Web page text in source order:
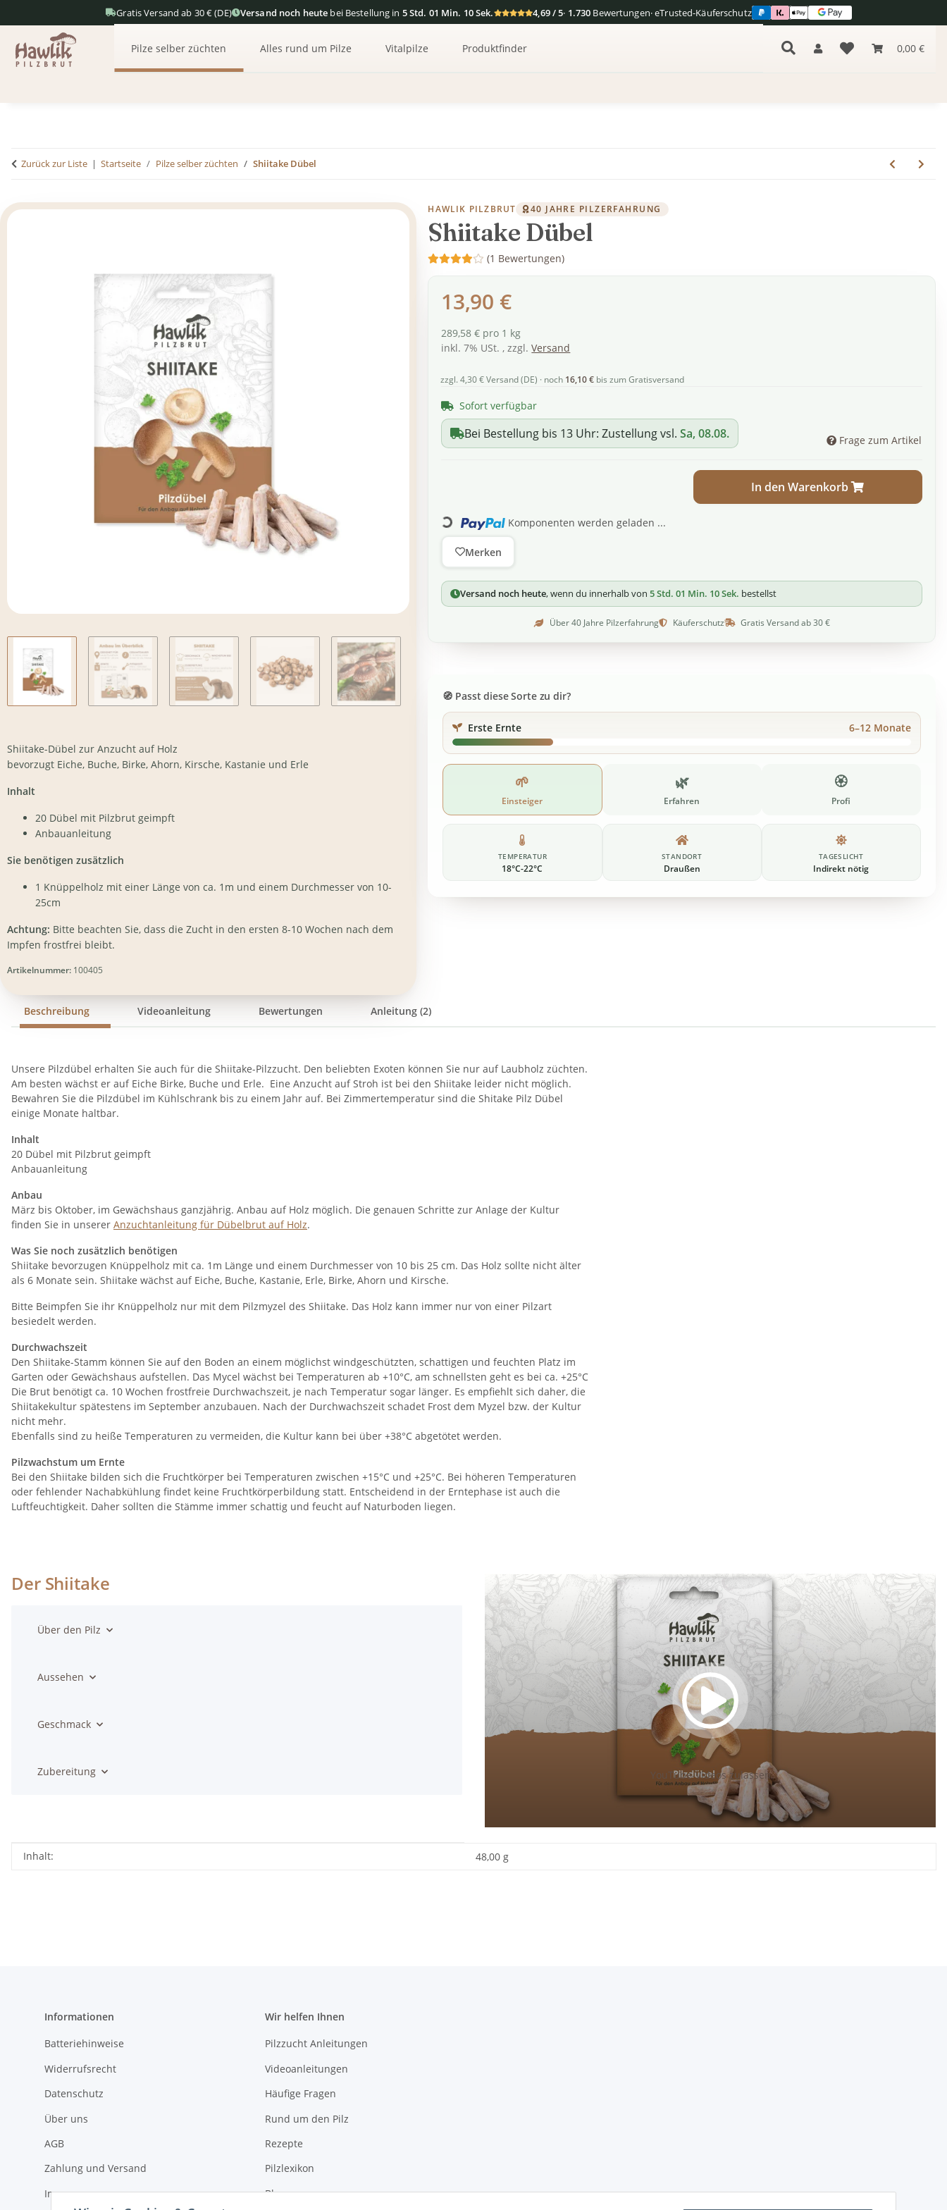
Gratis Versand ab 30 € (DE) Versand noch heute bei Bestellung in 5 Std. 01 Min. 09 Sek. 4,69 / 5· 1.730 Bewertungen· eTrusted-Käuferschutz
0,00 €
Pilze selber züchten Alles rund um Pilze Vitalpilze Produktfinder
Zurück zur Liste Startseite Pilze selber züchten Shiitake Dübel
Shiitake-Dübel zur Anzucht auf Holz
bevorzugt Eiche, Buche, Birke, Ahorn, Kirsche, Kastanie und Erle
Inhalt
20 Dübel mit Pilzbrut geimpft
Anbauanleitung
Sie benötigen zusätzlich
1 Knüppelholz mit einer Länge von ca. 1m und einem Durchmesser von 10-
25cm
Achtung: Bitte beachten Sie, dass die Zucht in den ersten 8-10 Wochen nach dem
Impfen frostfrei bleibt.
Artikelnummer: 100405
HAWLIK PILZBRUT 40 JAHRE PILZERFAHRUNG
Shiitake Dübel
(1 Bewertungen)
Passt diese Sorte zu dir?
Erste Ernte 6–12 Monate
🌱
Einsteiger
🌿
Erfahren
🏵️
Profi
TEMPERATUR
18°C-22°C
STANDORT
Draußen
TAGESLICHT
Indirekt nötig
13,90 €
289,58 € pro 1 kg
inkl. 7% USt. , zzgl.Versand
zzgl. 4,30 € Versand (DE) · noch 16,10 € bis zum Gratisversand
Sofort verfügbar
Bei Bestellung bis 13 Uhr: Zustellung vsl.Sa, 08.08. Frage zum Artikel
In den Warenkorb
Loading... Komponenten werden geladen ...
Merken
Versand noch heute, wenn du innerhalb von5 Std. 01 Min. 09 Sek. bestellst
Über 40 Jahre Pilzerfahrung Käuferschutz Gratis Versand ab 30 €
Beschreibung Videoanleitung Bewertungen Anleitung (2)
Unsere Pilzdübel erhalten Sie auch für die Shiitake-Pilzzucht. Den beliebten Exoten können Sie nur auf Laubholz züchten.
Am besten wächst er auf Eiche Birke, Buche und Erle. Eine Anzucht auf Stroh ist bei den Shiitake leider nicht möglich.
Bewahren Sie die Pilzdübel im Kühlschrank bis zu einem Jahr auf. Bei Zimmertemperatur sind die Shitake Pilz Dübel
einige Monate haltbar.
Inhalt
20 Dübel mit Pilzbrut geimpft
Anbauanleitung
Anbau
März bis Oktober, im Gewächshaus ganzjährig. Anbau auf Holz möglich. Die genauen Schritte zur Anlage der Kultur
finden Sie in unserer Anzuchtanleitung für Dübelbrut auf Holz.
Was Sie noch zusätzlich benötigen
Shiitake bevorzugen Knüppelholz mit ca. 1m Länge und einem Durchmesser von 10 bis 25 cm. Das Holz sollte nicht älter
als 6 Monate sein. Shiitake wächst auf Eiche, Buche, Kastanie, Erle, Birke, Ahorn und Kirsche.
Bitte Beimpfen Sie ihr Knüppelholz nur mit dem Pilzmyzel des Shiitake. Das Holz kann immer nur von einer Pilzart
besiedelt werden.
Durchwachszeit
Den Shiitake-Stamm können Sie auf den Boden an einem möglichst windgeschützten, schattigen und feuchten Platz im
Garten oder Gewächshaus aufstellen. Das Mycel wächst bei Temperaturen ab +10°C, am schnellsten geht es bei ca. +25°C
Die Brut benötigt ca. 10 Wochen frostfreie Durchwachszeit, je nach Temperatur sogar länger. Es empfiehlt sich daher, die
Shiitakekultur spätestens im September anzubauen. Nach der Durchwachszeit schadet Frost dem Myzel bzw. der Kultur
nicht mehr.
Ebenfalls sind zu heiße Temperaturen zu vermeiden, die Kultur kann bei über +38°C abgetötet werden.
Pilzwachstum um Ernte
Bei den Shiitake bilden sich die Fruchtkörper bei Temperaturen zwischen +15°C und +25°C. Bei höheren Temperaturen
oder fehlender Nachabkühlung findet keine Fruchtkörperbildung statt. Entscheidend in der Erntephase ist auch die
Luftfeuchtigkeit. Daher sollten die Stämme immer schattig und feucht auf Naturboden liegen.
Der Shiitake
Über den Pilz
Aussehen
Geschmack
Zubereitung YouTube-Videos zulassen
Produkteigenschaft
Wert
Inhalt: 48,00 g
Informationen
Batteriehinweise
Widerrufsrecht
Datenschutz
Über uns
AGB
Zahlung und Versand
Impressum
Wir helfen Ihnen
Pilzzucht Anleitungen
Videoanleitungen
Häufige Fragen
Rund um den Pilz
Rezepte
Pilzlexikon
Blog